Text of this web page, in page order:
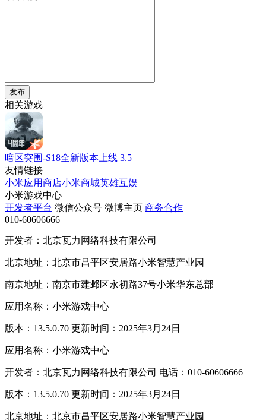
发布
相关游戏
暗区突围-S18全新版本上线 3.5
友情链接
小米应用商店小米商城英雄互娱
小米游戏中心
开发者平台 微信公众号 微博主页 商务合作
010-60606666
开发者：北京瓦力网络科技有限公司
北京地址：北京市昌平区安居路小米智慧产业园
南京地址：南京市建邺区永初路37号小米华东总部
应用名称：小米游戏中心
版本：13.5.0.70 更新时间：2025年3月24日
应用名称：小米游戏中心
开发者：北京瓦力网络科技有限公司 电话：010-60606666
版本：13.5.0.70 更新时间：2025年3月24日
北京地址：北京市昌平区安居路小米智慧产业园